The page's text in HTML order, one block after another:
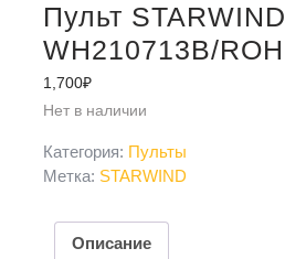
Пульт STARWIND
WH210713B/ROH
1,700₽
Нет в наличии
Категория: Пульты
Метка: STARWIND
Описание